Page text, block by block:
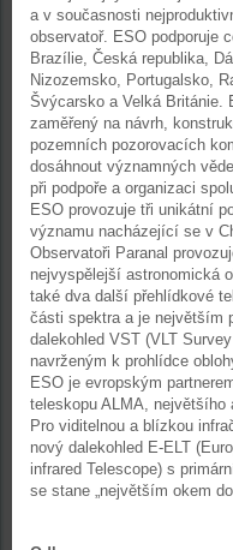
a v současnosti
observatoř. ESO podporuje
Brazílie, Česká republika,
Nizozemsko, Portugalsko,
Švýcarsko a Velká Británie.
zaměřený na návrh,
pozemních pozorovacích
dosáhnout významných
při podpoře a organizaci
ESO provozuje tři unikátní
významu nacházející se v
Observatoři Paranal
nejvyspělejší astronomická
také dva další přehlídkové
části spektra a je největším
dalekohled VST (VLT
navrženým k prohlídce
ESO je evropským
teleskopu ALMA, největšího
Pro viditelnou a blízkou
nový dalekohled E-ELT
infrared Telescope) s
se stane „největším okem